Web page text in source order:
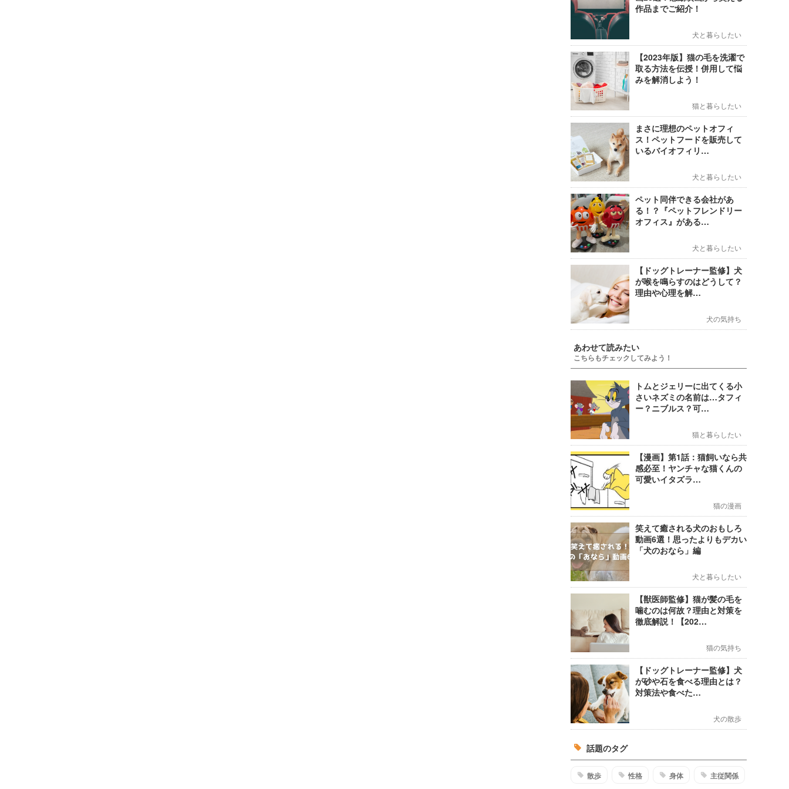
作品までご紹介！
犬と暮らしたい
【2023年版】猫の毛を洗濯で
取る方法を伝授！併用して悩
みを解消しよう！
猫と暮らしたい
まさに理想のペットオフィ
ス！ペットフードを販売して
いるバイオフィリ…
犬と暮らしたい
ペット同伴できる会社があ
る！？『ペットフレンドリー
オフィス』がある…
犬と暮らしたい
【ドッグトレーナー監修】犬
が喉を鳴らすのはどうして？
理由や心理を解…
犬の気持ち
あわせて読みたい
こちらもチェックしてみよう！
トムとジェリーに出てくる小
さいネズミの名前は…タフィ
ー？ニブルス？可…
猫と暮らしたい
【漫画】第1話：猫飼いなら共
感必至！ヤンチャな猫くんの
可愛いイタズラ…
猫の漫画
笑えて癒される犬のおもしろ
動画6選！思ったよりもデカい
「犬のおなら」編
犬と暮らしたい
【獣医師監修】猫が髪の毛を
噛むのは何故？理由と対策を
徹底解説！【202…
猫の気持ち
【ドッグトレーナー監修】犬
が砂や石を食べる理由とは？
対策法や食べた…
犬の散歩
話題のタグ
散歩 性格 身体 主従関係